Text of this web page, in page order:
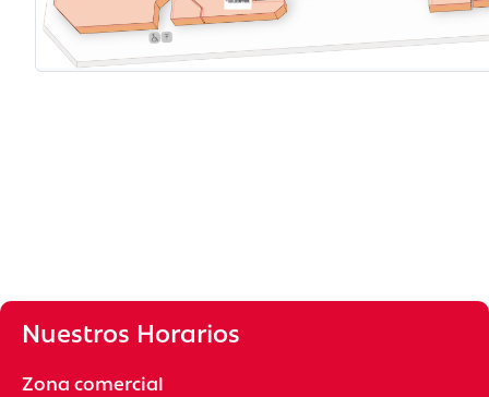
Nuestros Horarios
Zona comercial